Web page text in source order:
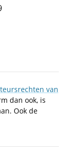
van
dan ook, is
Ook de